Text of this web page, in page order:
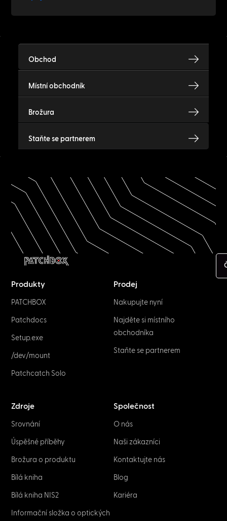
Obchod
Místní obchodník
Brožura
Staňte se partnerem
Produkty
PATCHBOX
Patchdocs
Setup.exe
/dev/mount
Patchcatch Solo
Prodej
Nakupujte nyní
Najděte si místního
obchodníka
Staňte se partnerem
Zdroje
Srovnání
Úspěšné příběhy
Brožura o produktu
Bílá kniha
Bílá kniha NIS2
Informační složka o optických
Společnost
O nás
Naši zákazníci
Kontaktujte nás
Blog
Kariéra